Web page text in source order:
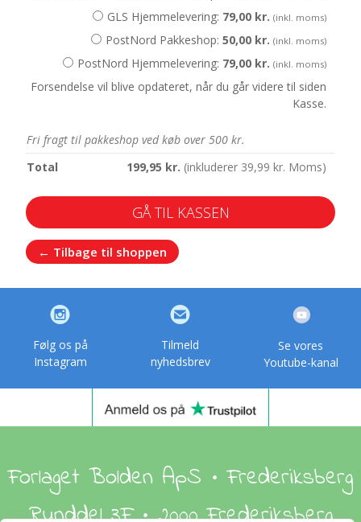
GLS Hjemmelevering: 79,00 kr. (inkl. moms)
PostNord Pakkeshop:50,00 kr. (inkl. moms)
PostNord Hjemmelevering: 79,00 kr. (inkl. moms)
Forsendelse vil blive opdateret, når du går videre til siden
Kasse.
Fri fragt til pakkeshop ved køb over 500 kr.
199,95 kr. (inkluderer 39,99kr. Moms)
GÅ TIL KASSEN
← Tilbage til shoppen
Følg os på
Instagram
Tilmeld
nyhedsbrev
Se vores
Youtube-kanal
Forlaget Bolden ApS • Frederiksberg